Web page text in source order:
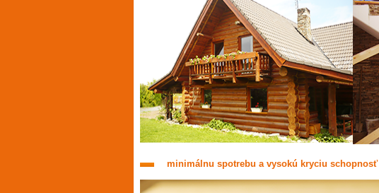
minimálnu spotrebu a vysokú kryciu schopnosť